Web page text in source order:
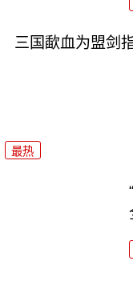
三国歃血为盟剑
最热